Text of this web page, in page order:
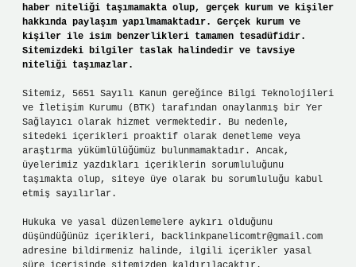
haber niteliği taşımamakta olup, gerçek kurum ve kişiler
hakkında paylaşım yapılmamaktadır. Gerçek kurum ve
kişiler ile isim benzerlikleri tamamen tesadüfidir.
Sitemizdeki bilgiler taslak halindedir ve tavsiye
niteliği taşımazlar.
Sitemiz, 5651 Sayılı Kanun gereğince Bilgi Teknolojileri
ve İletişim Kurumu (BTK) tarafından onaylanmış bir Yer
Sağlayıcı olarak hizmet vermektedir. Bu nedenle,
sitedeki içerikleri proaktif olarak denetleme veya
araştırma yükümlülüğümüz bulunmamaktadır. Ancak,
üyelerimiz yazdıkları içeriklerin sorumluluğunu
taşımakta olup, siteye üye olarak bu sorumluluğu kabul
etmiş sayılırlar.
Hukuka ve yasal düzenlemelere aykırı olduğunu
düşündüğünüz içerikleri, backlinkpanelicomtr@gmail.com
adresine bildirmeniz halinde, ilgili içerikler yasal